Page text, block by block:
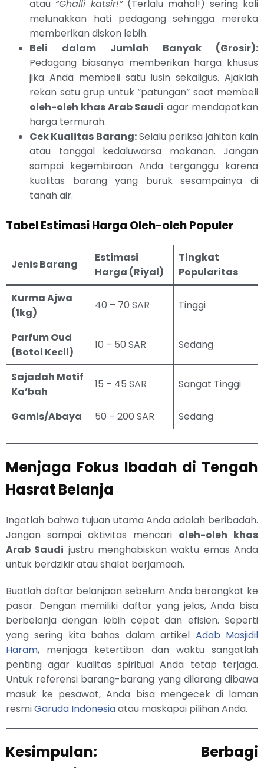
atau “Ghalli katsir!”(Terlalu mahal!) sering kali
melunakkan hati pedagang sehingga mereka
memberikan diskon lebih.
Beli dalam Jumlah Banyak (Grosir):
Pedagang biasanya memberikan harga khusus
jika Anda membeli satu lusin sekaligus. Ajaklah
rekan satu grup untuk “patungan” saat membeli
oleh-oleh khas Arab Saudi agar mendapatkan
harga termurah.
Cek Kualitas Barang:Selalu periksa jahitan kain
atau tanggal kedaluwarsa makanan. Jangan
sampai kegembiraan Anda terganggu karena
kualitas barang yang buruk sesampainya di
tanah air.
Tabel Estimasi Harga Oleh-oleh Populer
Jenis Barang
Estimasi
Harga (Riyal)
Tingkat
Popularitas
Kurma Ajwa
(1kg)
40 – 70 SAR Tinggi
Parfum Oud
(Botol Kecil)
10 – 50 SAR Sedang
Sajadah Motif
Ka’bah
15 – 45 SAR Sangat Tinggi
Gamis/Abaya 50 – 200 SAR Sedang
Menjaga Fokus Ibadah di Tengah
Hasrat Belanja
Ingatlah bahwa tujuan utama Anda adalah beribadah.
Jangan sampai aktivitas mencari oleh-oleh khas
Arab Saudi justru menghabiskan waktu emas Anda
untuk berdzikir atau shalat berjamaah.
Buatlah daftar belanjaan sebelum Anda berangkat ke
pasar. Dengan memiliki daftar yang jelas, Anda bisa
berbelanja dengan lebih cepat dan efisien. Seperti
yang sering kita bahas dalam artikel Adab Masjidil
Haram, menjaga ketertiban dan waktu sangatlah
penting agar kualitas spiritual Anda tetap terjaga.
Untuk referensi barang-barang yang dilarang dibawa
masuk ke pesawat, Anda bisa mengecek di laman
resmiGaruda Indonesiaatau maskapai pilihan Anda.
Kesimpulan: Berbagi